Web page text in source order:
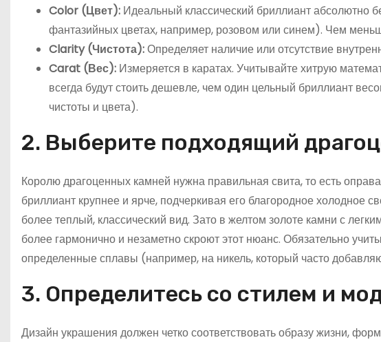
Color (Цвет): Идеальный классический бриллиант абсолютно
фантазийных цветах, например, розовом или синем). Чем
Clarity (Чистота):Определяет наличие или отсутствие
Carat (Вес): Измеряется в каратах. Учитывайте хитрую
всегда будут стоить дешевле, чем один цельный бриллиант
чистоты и цвета).
2. Выберите подходящий
Королю драгоценных камней нужна правильная свита, то есть
бриллиант крупнее и ярче, подчеркивая его благородное холодное
более теплый, классический вид. Зато в желтом золоте камни с
более гармонично и незаметно скроют этот нюанс. Обязательно
определенные сплавы (например, на никель, который часто
3. Определитесь со стилем и
Дизайн украшения должен четко соответствовать образу жизни,